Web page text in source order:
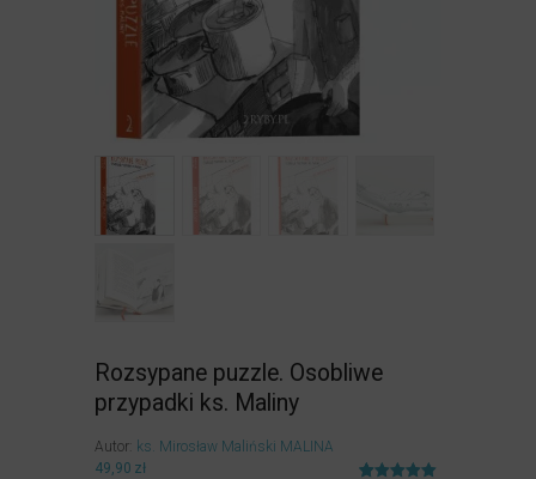
Rozsypane puzzle. Osobliwe
przypadki ks. Maliny
Autor: ks. Mirosław Maliński MALINA
49,90 zł